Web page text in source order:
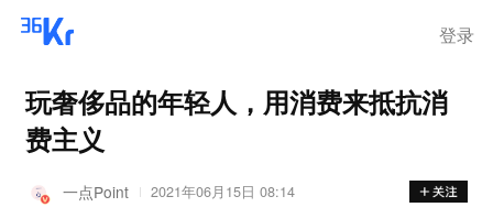
登录
玩奢侈品的年轻人，用消费来抵抗消
费主义
一点Point 2021年06月15日 08:14